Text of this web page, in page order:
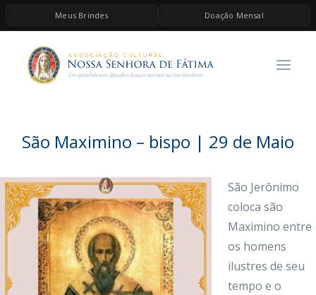
Meus Brindes Doação Mensal
HOME
A ASSOCIAÇÃO
AS MELHORES MÚSICAS CATÓLICAS
BRINDES
QUERO DOAR
São Maximino – bispo | 29 de Maio
São Jerônimo
coloca são
Maximino entre
os homens
ilustres de seu
tempo e o